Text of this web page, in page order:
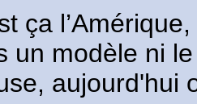
ça
un modèle ni
aujourd'hui